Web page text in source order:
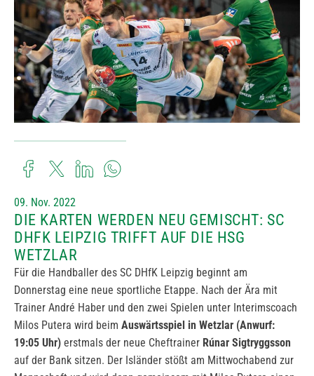
09. Nov. 2022
DIE KARTEN WERDEN NEU GEMISCHT: SC
DHFK LEIPZIG TRIFFT AUF DIE HSG
WETZLAR
Für die Handballer des SC DHfK Leipzig beginnt am
Donnerstag eine neue sportliche Etappe. Nach der Ära mit
Trainer André Haber und den zwei Spielen unter Interimscoach
Milos Putera wird beim Auswärtsspiel in Wetzlar (Anwurf:
19:05 Uhr) erstmals der neue Cheftrainer Rúnar Sigtryggsson
auf der Bank sitzen. Der Isländer stößt am Mittwochabend zur